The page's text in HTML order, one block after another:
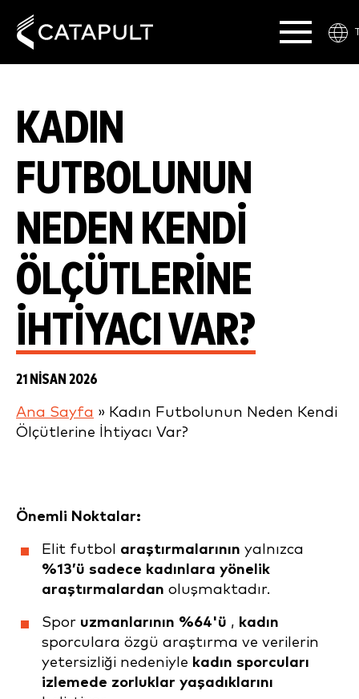
KADIN
FUTBOLUNUN
NEDEN KENDI
ÖLÇÜTLERINE
İHTIYACI VAR?
21 NISAN 2026
Ana Sayfa » Kadın Futbolunun Neden Kendi
Ölçütlerine İhtiyacı Var?
Önemli Noktalar:
Elit futbol araştırmalarının yalnızca
%13’ü sadece kadınlara yönelik
araştırmalardan oluşmaktadır.
Spor uzmanlarının %64'ü , kadın
sporculara özgü araştırma ve verilerin
yetersizliği nedeniyle kadın sporcuları
izlemede zorluklar yaşadıklarını